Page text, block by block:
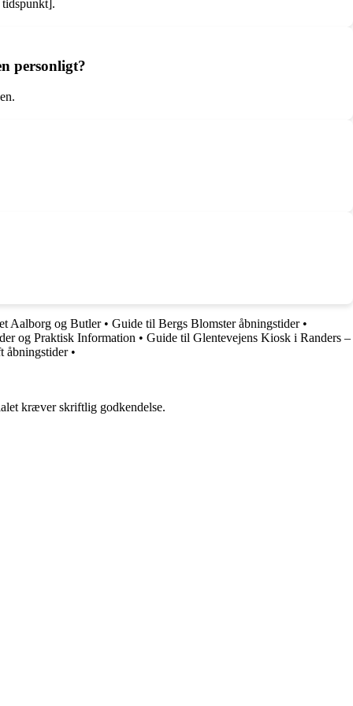
tidspunkt].
personligt?
Aalborg og Butler• Guide til Bergs Blomster åbningstider•
og Praktisk Information • Guide til Glentevejens Kiosk i Randers –
åbningstider•
kræver skriftlig godkendelse.